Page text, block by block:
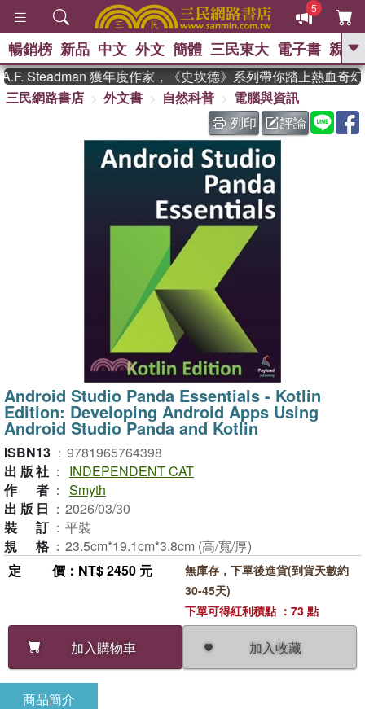
5
GO
熱搜： 東野圭吾 、 The Odyssey
、 如果歷史是一群喵 、 暑期
國際布克獎 臺灣漫遊錄 、 方
念華 、 台灣的李登輝時代
孩：黎曼猜想 、 偉大的迷走神經
暢銷榜 新品 中文 外文 簡體 三民東大 電子書 親子
Steadman 獲年度作家，《史坎德》系列帶你踏上熱血奇幻
三民網路書店
外文書 自然科普
電腦與資訊
列印
評論
Android Studio Panda Essentials - Kotlin
Edition: Developing Android Apps Using
Android Studio Panda and Kotlin
ISBN13 ： 9781965764398
出版社 ：
INDEPENDENT CAT
作者 ： Smyth
出版日 ： 2026/03/30
裝訂 ： 平裝
規格 ： 23.5cm*19.1cm*3.8cm (高/寬/厚)
定價 ：NT$ 2450 元
加入購物車 加入收藏
無庫存，下單後進貨(到貨天數約
30-45天)
下單可得紅利積點 ：73 點
商品簡介